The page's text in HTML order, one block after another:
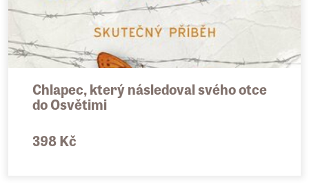
Chlapec, který následoval svého otce
do Osvětimi
398 Kč